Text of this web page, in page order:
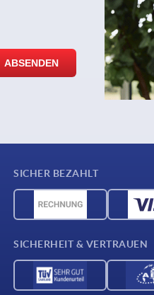
SICHER BEZAHLT
SICHERHEIT & VERTRAUEN